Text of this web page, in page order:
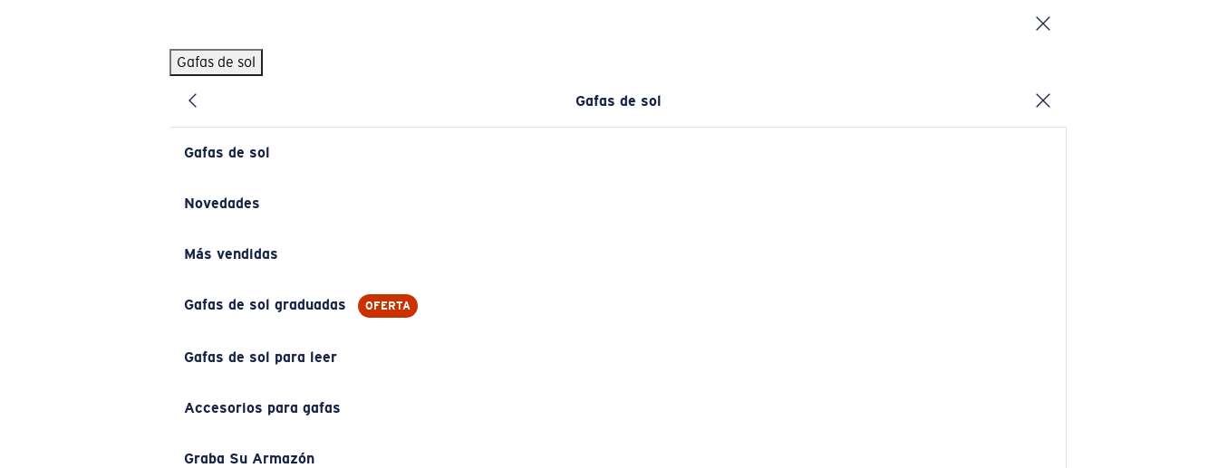
Gafas de sol
Gafas de sol
Gafas de sol
Novedades
Más vendidas
Gafas de sol graduadas OFERTA
Gafas de sol para leer
Accesorios para gafas
Graba Su Armazón
BÚSQUEDAS POPULARES
Pilothouse PRO Limited Edition Pack
Gafas de sol personalizadas
Los más vendidos de gafas de sol